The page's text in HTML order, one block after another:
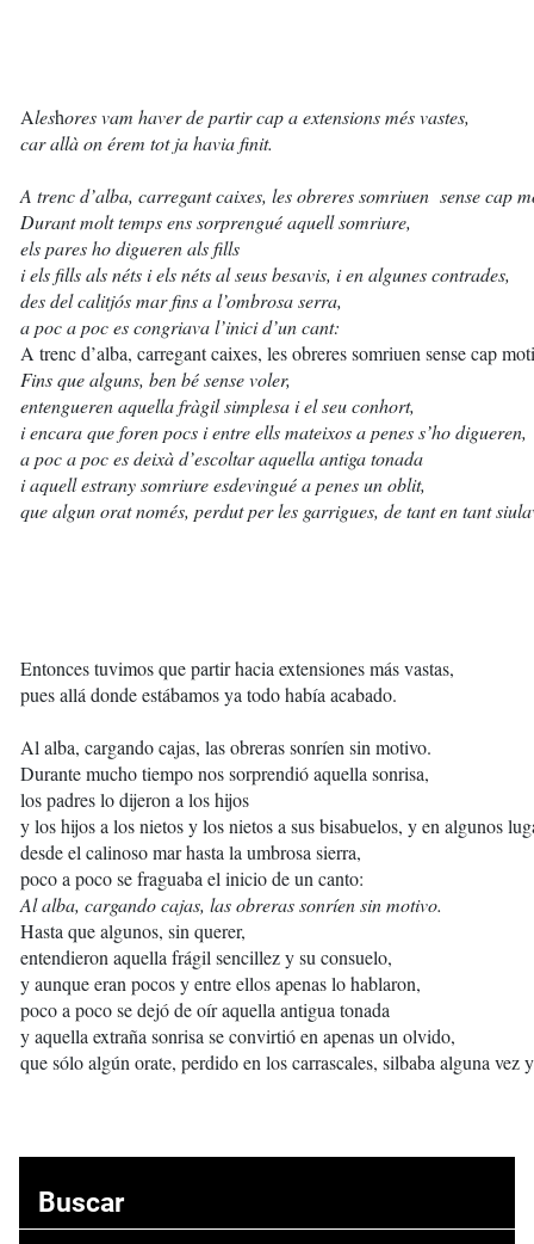
Aleshoresvam haver de partir cap a extensions mésvastes,
car allà on érem tot ja havia finit.
A trenc d’alba, carregant caixes, les obreres somriuen sense cap
Durant molt temps ens sorprengué aquell somriure,
els pares ho digueren als fills
i els fills als néts i els néts al seus besavis, i en algunescontrades,
des del calitjós mar fins a l’ombrosa serra,
a poc a poc es congriava l’inici d’un cant:
A trenc d’alba, carregant caixes, les obreres somriuen sense cap
Fins que alguns, ben bé sense voler,
entengueren aquella fràgil simplesa i el seu conhort,
i encara que foren pocs i entre ells mateixos a penes s’hodigueren,
a poc a poc es deixà d’escoltar aquella antiga tonada
i aquell estrany somriure esdevingué a penes un oblit,
que algun orat només, perdut per les garrigues, de tanten tant
Entonces tuvimos que partir hacia extensiones más vastas,
pues allá donde estábamos ya todo había acabado.
Al alba, cargando cajas, las obreras sonríen sin motivo.
Durante mucho tiempo nos sorprendió aquella sonrisa,
los padres lo dijeron a los hijos
y los hijos a los nietos y los nietos a sus bisabuelos, y en algunos
desde el calinoso mar hasta la umbrosa sierra,
poco a poco se fraguaba el inicio de un canto:
Al alba, cargando cajas, las obreras sonríen sin motivo.
Hasta que algunos, sin querer,
entendieron aquella frágil sencillez y su consuelo,
y aunque eran pocos y entre ellos apenas lo hablaron,
poco a poco se dejó de oír aquella antigua tonada
y aquella extraña sonrisa se convirtió en apenas un olvido,
que sólo algún orate, perdido en los carrascales, silbaba alguna vez
Buscar